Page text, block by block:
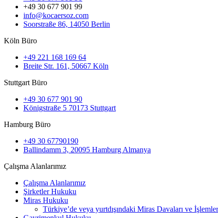
+49 30 677 901 99
info@kocaersoz.com
Soorstraße 86, 14050 Berlin
Köln Büro
+49 221 168 169 64
Breite Str. 161, 50667 Köln
Stuttgart Büro
+49 30 677 901 90
Königstraße 5 70173 Stuttgart
Hamburg Büro
+49 30 67790190
Ballindamm 3, 20095 Hamburg Almanya
Çalışma Alanlarımız
Çalışma Alanlarımız
Şirketler Hukuku
Miras Hukuku
Türkiye’de veya yurtdışındaki Miras Davaları ve